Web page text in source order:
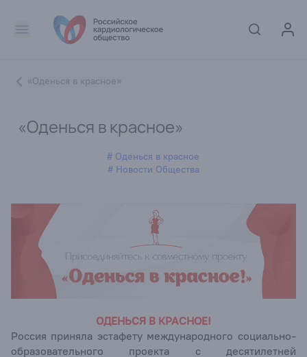
«Оденься в красное»
«Оденься в красное»
# Оденься в красное
# Новости Общества
ОДЕНЬСЯ В КРАСНОЕ!
Россия приняла эстафету международного социально-
образовательного проекта с десятилетней